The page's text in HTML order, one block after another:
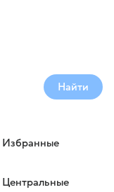
Найти
Избранные
Центральные